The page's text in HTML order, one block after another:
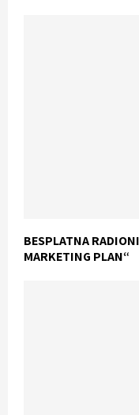
BESPLATNA
MARKETING PLAN“